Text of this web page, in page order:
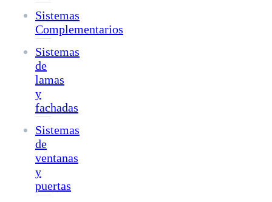
Sistemas
Complementarios
Sistemas
de
lamas
y
fachadas
Sistemas
de
ventanas
y
puertas